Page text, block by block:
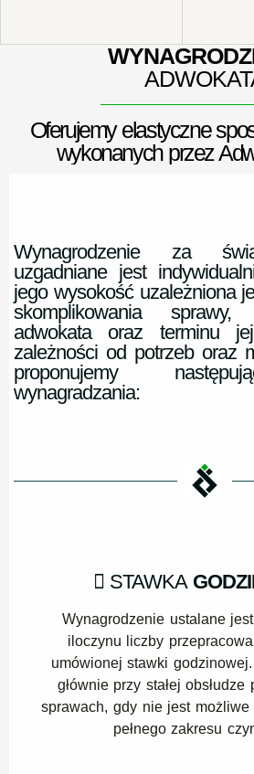
Oferujemy elastyczne
wykonanych przez
Wynagrodzenie za
uzgadniane jest
jego wysokość uzależniona
skomplikowania
adwokata oraz terminu
zależności od potrzeb oraz
proponujemy
wynagradzania:
STAWKA
Wynagrodzenie ustalane
iloczynu liczby
umówionej stawki
głównie przy stałej
sprawach, gdy nie jest
pełnego zakresu